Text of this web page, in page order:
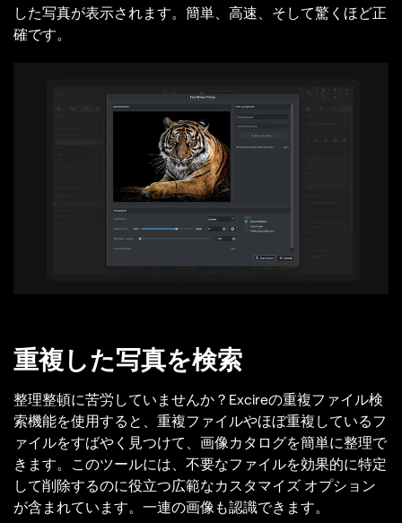
した写真が表示されます。簡単、高速、そして驚くほど正
確です。
重複した写真を検索
整理整頓に苦労していませんか？Excireの重複ファイル検
索機能を使用すると、重複ファイルやほぼ重複しているフ
ァイルをすばやく見つけて、画像カタログを簡単に整理で
きます。このツールには、不要なファイルを効果的に特定
して削除するのに役立つ広範なカスタマイズ オプション
が含まれています。一連の画像も認識できます。